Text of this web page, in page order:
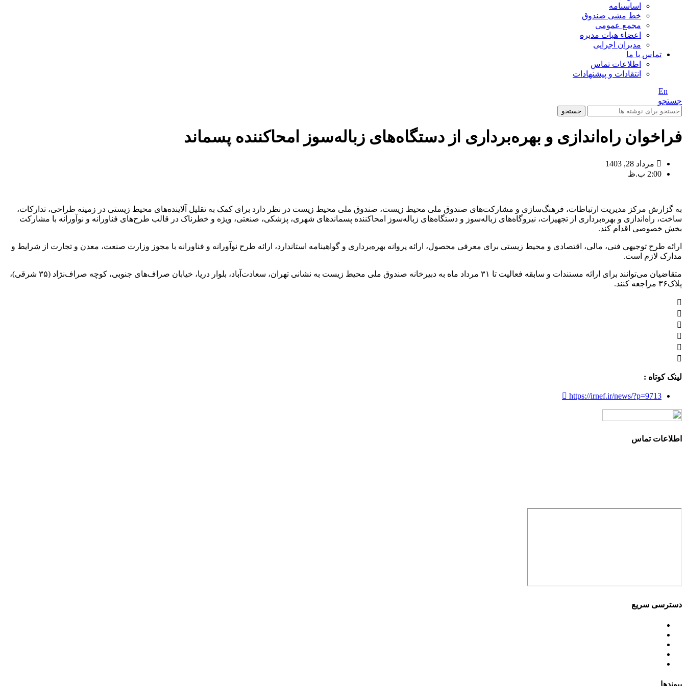
اساسنامه
خط مشی صندوق
مجمع عمومی
اعضاء هیات مدیره
مدیران اجرایی
تماس با ما
اطلاعات تماس
انتقادات و پیشنهادات
En
جستجو
جستجو
فراخوان راه‌اندازی و بهره‌برداری از دستگاه‌های زباله‌سوز امحاکننده پسماند
مرداد 28, 1403
2:00 ب.ظ
به گزارش مرکز مدیریت ارتباطات، فرهنگ‌سازی و مشارکت‌های صندوق ملی محیط زیست، صندوق ملی محیط زیست در نظر دارد برای کمک به تقلیل آلاینده‌های محیط زیستی در زمینه طراحی، تدارکات،
ساخت، راه‌اندازی و بهره‌برداری از تجهیزات، نیروگاه‌های زباله‌سوز و دستگاه‌های زباله‌سوز امحاکننده پسماندهای شهری، پزشکی، صنعتی، ویژه و خطرناک در قالب طرح‌های فناورانه و نوآورانه با مشارکت
بخش خصوصی اقدام کند.
ارائه طرح توجیهی فنی، مالی، اقتصادی و محیط زیستی برای معرفی محصول، ارائه پروانه بهره‌برداری و گواهینامه استاندارد، ارائه طرح نوآورانه و فناورانه با مجوز وزارت صنعت، معدن و تجارت از شرایط و
مدارک لازم است.
متقاضیان می‌توانند برای ارائه مستندات و سابقه فعالیت تا ۳۱ مرداد ماه به دبیرخانه صندوق ملی محیط زیست به نشانی تهران، سعادت‌آباد، بلوار دریا، خیابان صراف‌های جنوبی، کوچه صراف‌نژاد (۳۵ شرقی)،
پلاک۳۶ مراجعه کنند.
لینک کوتاه :
https://irnef.ir/news/?p=9713
اطلاعات تماس
دسترسی سریع